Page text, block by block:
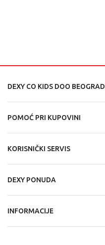
DEXY CO KIDS DOO BEOGRAD
POMOĆ PRI KUPOVINI
KORISNIČKI SERVIS
DEXY PONUDA
INFORMACIJE